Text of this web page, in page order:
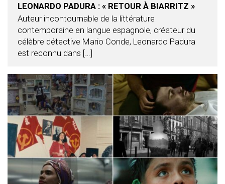
LEONARDO PADURA : « RETOUR À BIARRITZ »
Auteur incontournable de la littérature
contemporaine en langue espagnole, créateur du
célèbre détective Mario Conde, Leonardo Padura
est reconnu dans […]